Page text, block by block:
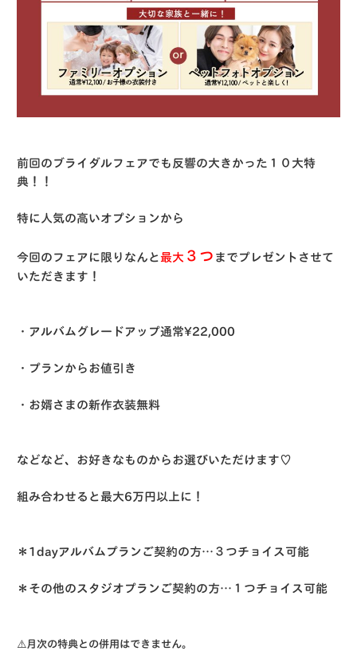
前回のブライダルフェアでも反響の大きかった１０大特
典！！
特に人気の高いオプションから
今回のフェアに限りなんと 最大 ３つ までプレゼントさせて
いただきます！
・アルバムグレードアップ通常¥22,000
・プランからお値引き
・お婿さまの新作衣装無料
などなど、お好きなものからお選びいただけます♡
組み合わせると最大6万円以上 に！
＊1dayアルバムプランご契約の方…３つチョイス可能
＊その他のスタジオプランご契約の方…１つチョイス可能
⚠️月次の特典との併用はできません。